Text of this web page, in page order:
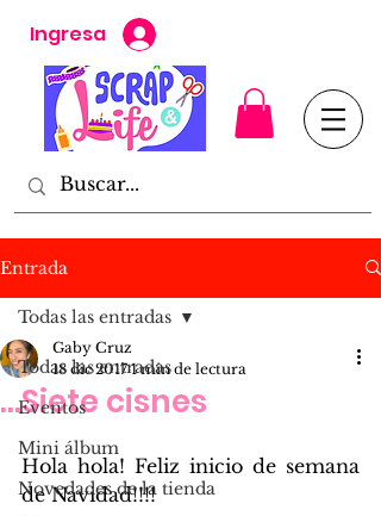
Ingresa
Entrada
Todas las entradas
Eventos
Mini álbum
Novedades de la tienda
Todas las entradas
...Siete cisnes
Gaby Cruz
18 dic 2017 1 min de lectura
Hola hola! Feliz inicio de semana
de Navidad!!!!